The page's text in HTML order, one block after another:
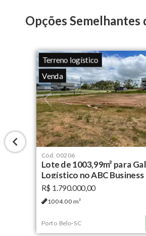
Balança rodoviária
Estacionamento para caminhões
Opções Semelhantes
Terreno logístico
Venda
Cód. 00206
Lote de 1003,99m² para
Logístico no ABC Business
R$ 1.790.000,00
1004.00m²
Porto Belo-SC